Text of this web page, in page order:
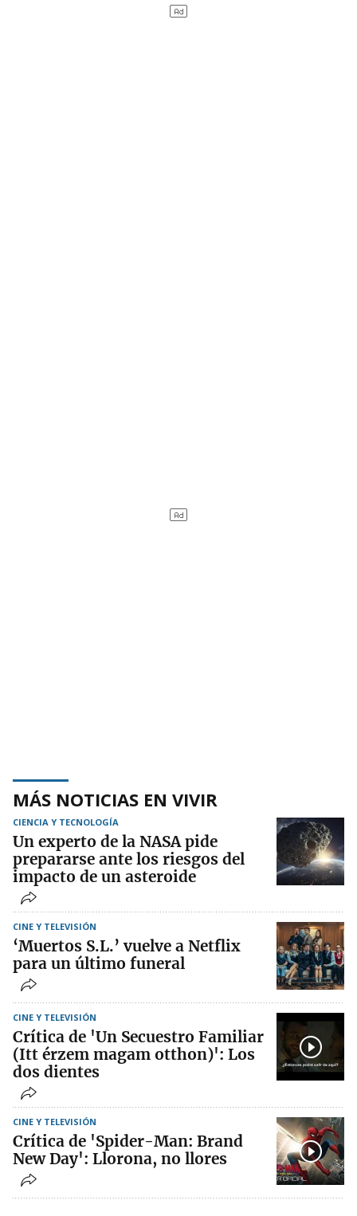
MÁS NOTICIAS EN VIVIR
CIENCIA Y TECNOLOGÍA
Un experto de la NASA pide
prepararse ante los riesgos del
impacto de un asteroide
CINE Y TELEVISIÓN
‘Muertos S.L.’ vuelve a Netflix
para un último funeral
CINE Y TELEVISIÓN
Crítica de 'Un Secuestro Familiar
(Itt érzem magam otthon)': Los
dos dientes
CINE Y TELEVISIÓN
Crítica de 'Spider-Man: Brand
New Day': Llorona, no llores